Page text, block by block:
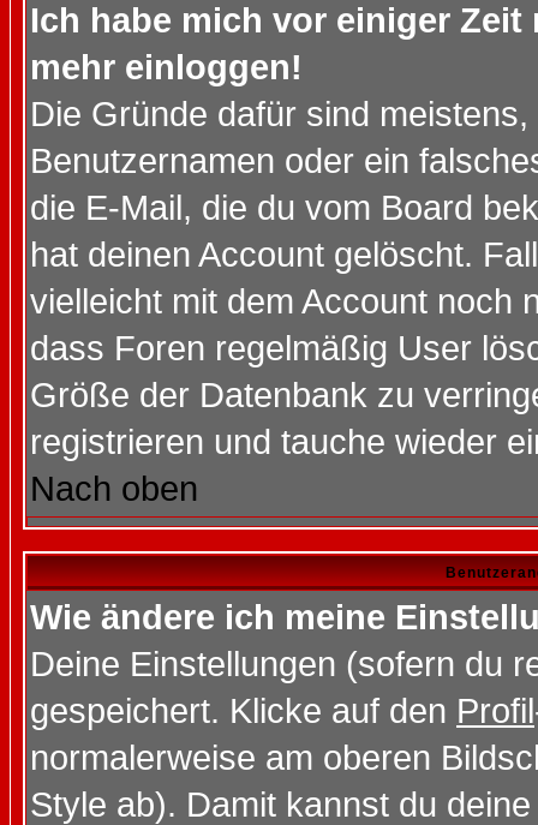
Ich habe mich vor einiger
mehr einloggen!
Die Gründe dafür sind
Benutzernamen oder ein
die E-Mail, die du vom Board
hat deinen Account gelöscht.
vielleicht mit dem Account noch
dass Foren regelmäßig User
Größe der Datenbank zu
registrieren und tauche wieder
Nach oben
Wie ändere ich meine
Deine Einstellungen (sofern du
gespeichert. Klicke auf den Profil
normalerweise am oberen
Style ab). Damit kannst du